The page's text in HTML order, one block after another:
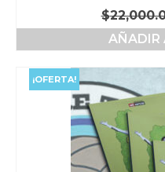
$
AÑADIR
¡OFERTA!